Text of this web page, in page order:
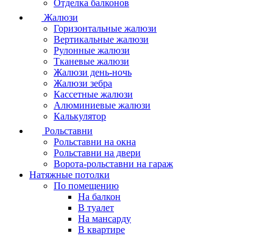
Отделка балконов
Жалюзи
Горизонтальные жалюзи
Вертикальные жалюзи
Рулонные жалюзи
Тканевые жалюзи
Жалюзи день-ночь
Жалюзи зебра
Кассетные жалюзи
Алюминиевые жалюзи
Калькулятор
Рольставни
Рольставни на окна
Рольставни на двери
Ворота-рольставни на гараж
Натяжные потолки
По помещению
На балкон
В туалет
На мансарду
В квартире